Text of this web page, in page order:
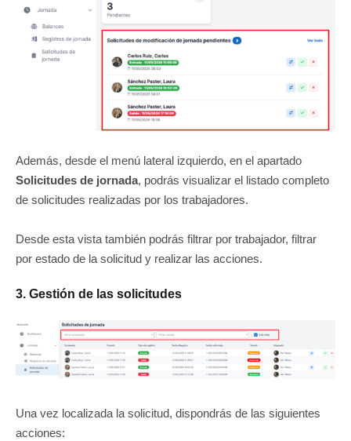
Además, desde el menú lateral izquierdo, en el apartado
Solicitudes de jornada, podrás visualizar el listado completo
de solicitudes realizadas por los trabajadores.
Desde esta vista también podrás filtrar por trabajador, filtrar
por estado de la solicitud y realizar las acciones.
3. Gestión de las solicitudes
Una vez localizada la solicitud, dispondrás de las siguientes
acciones: